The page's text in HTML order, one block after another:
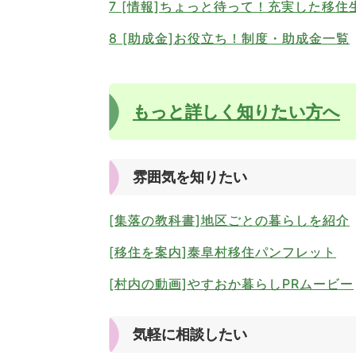
7 [情報]ちょっと待って！充実した移住
8 [助成金]お役立ち！制度・助成金一覧
もっと詳しく知りたい方へ
雰囲気を知りたい
[集落の教科書]地区ごとの暮らしを紹介
[移住を案内]泰阜村移住パンフレット
[村内の動画]やすおか暮らしPRムービー
気軽に相談したい